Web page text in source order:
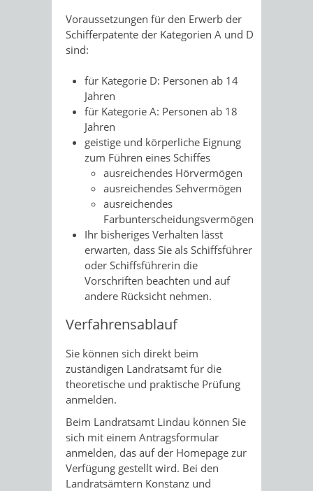
Voraussetzungen für den Erwerb der
Schifferpatente der Kategorien A und D
sind:
für Kategorie D: Personen ab 14
Jahren
für Kategorie A: Personen ab 18
Jahren
geistige und körperliche Eignung
zum Führen eines Schiffes
ausreichendes Hörvermögen
ausreichendes Sehvermögen
ausreichendes
Farbunterscheidungsvermögen
Ihr bisheriges Verhalten lässt
erwarten, dass Sie als Schiffsführer
oder Schiffsführerin die
Vorschriften beachten und auf
andere Rücksicht nehmen.
Verfahrensablauf
Sie können sich direkt beim
zuständigen Landratsamt für die
theoretische und praktische Prüfung
anmelden.
Beim Landratsamt Lindau können Sie
sich mit einem Antragsformular
anmelden, das auf der Homepage zur
Verfügung gestellt wird. Bei den
Landratsämtern Konstanz und